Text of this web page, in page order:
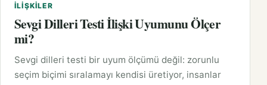
İLIŞKILER
Sevgi Dilleri Testi İlişki Uyumunu Ölçer
mi?
Sevgi dilleri testi bir uyum ölçümü değil: zorunlu
seçim biçimi sıralamayı kendisi üretiyor, insanlar